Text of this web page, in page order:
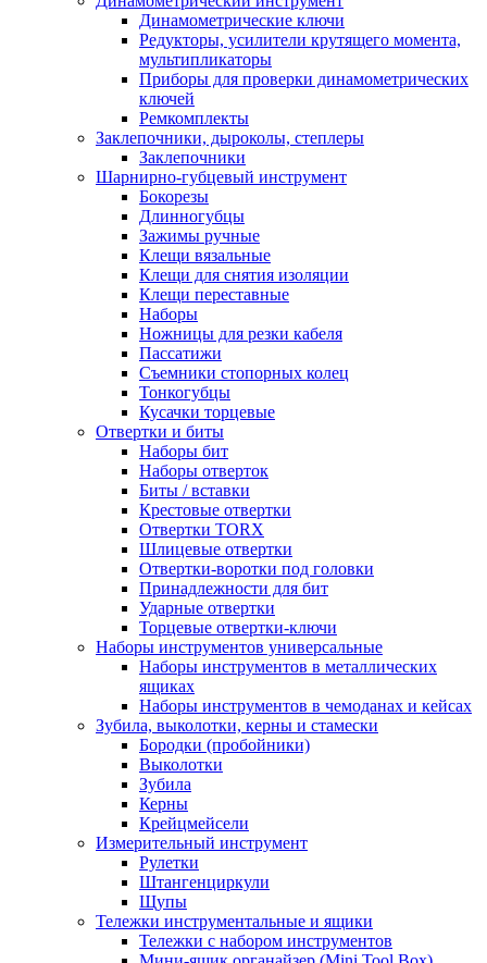
Динамометрические ключи
Редукторы, усилители крутящего момента,
мультипликаторы
Приборы для проверки динамометрических
ключей
Ремкомплекты
Заклепочники, дыроколы, степлеры
Заклепочники
Шарнирно-губцевый инструмент
Бокорезы
Длинногубцы
Зажимы ручные
Клещи вязальные
Клещи для снятия изоляции
Клещи переставные
Наборы
Ножницы для резки кабеля
Пассатижи
Съемники стопорных колец
Тонкогубцы
Кусачки торцевые
Отвертки и биты
Наборы бит
Наборы отверток
Биты / вставки
Крестовые отвертки
Отвертки TORX
Шлицевые отвертки
Отвертки-воротки под головки
Принадлежности для бит
Ударные отвертки
Торцевые отвертки-ключи
Наборы инструментов универсальные
Наборы инструментов в металлических
ящиках
Наборы инструментов в чемоданах и кейсах
Зубила, выколотки, керны и стамески
Бородки (пробойники)
Выколотки
Зубила
Керны
Крейцмейсели
Измерительный инструмент
Рулетки
Штангенциркули
Щупы
Тележки инструментальные и ящики
Тележки с набором инструментов